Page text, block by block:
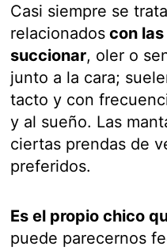
Casi siempre se
relacionados con
succionar, oler o
junto a la cara;
tacto y con
y al sueño. Las
ciertas prendas de
preferidos.
Es el propio chico
puede parecernos